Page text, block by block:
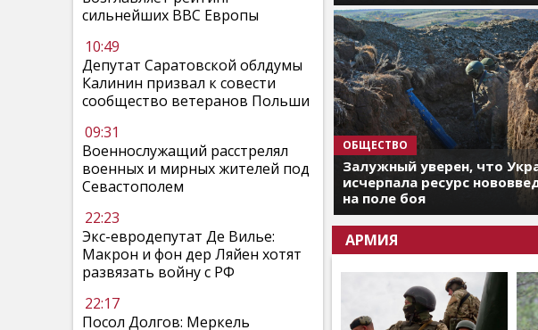
сильнейших ВВС Европы
10:49
Депутат Саратовской облдумы
Калинин призвал к совести
сообщество ветеранов Польши
09:31
Военнослужащий расстрелял
военных и мирных жителей под
Севастополем
22:23
Экс-евродепутат Де Вилье:
Макрон и фон дер Ляйен хотят
развязать войну с РФ
22:17
Посол Долгов: Меркель
ОБЩЕСТВО
Залужный уверен, что
исчерпала ресурс
на поле боя
АРМИЯ